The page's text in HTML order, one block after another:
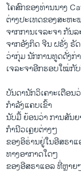
ໂຄສົກຂອງທ່ານນາງ
ຕ່າງປະເທດຂອງສະຫ
ຈາກການເຈລະຈາ ກັນ
ຈາກອັງກິດ ຈີນ ຝຣັ່ງ ຣັ
ວ່າກຸ່ມ ນັກການທູດດັ່ງ
ເຈລະຈາອີກຮອບໃໝ່ກັ
ບັນດານັກວິເຄາະເຕືອນ
ກໍາລັງແຄບເຂົ້າ
ນັບມື້ ຍ້ອນວ່າ ການສັນ
ກໍານີວເຄຼຍຕ່າງໆ
ຂອງອິຣ່ານຢູ່ໃນອີສຣາ
ທາງອາກາດໃດໆ
ຂອງອີສຣາແອລ ທີ່ຫຼາຍ